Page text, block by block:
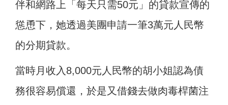
伴和網路上「每天只需50元」的貸款宣傳的
慫恿下，她透過美團申請一筆3萬元人民幣
的分期貸款。
當時月收入8,000元人民幣的胡小姐認為債
務很容易償還，於是又借錢去做肉毒桿菌注